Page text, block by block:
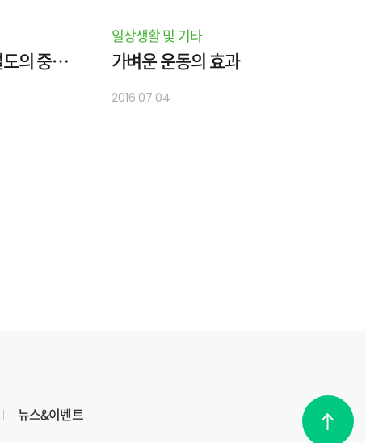
충분한 투석 및 투석적절도의 중요성
일상생활 및 기타
가벼운 운동의 효과
2016.07.04
뉴스&이벤트